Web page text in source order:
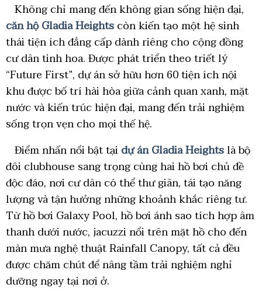
Không chỉ mang đến không gian sống hiện đại,
căn hộ Gladia Heightscòn kiến tạo một hệ sinh
thái tiện ích đẳng cấp dành riêng cho cộng đồng
cư dân tinh hoa. Được phát triển theo triết lý
“Future First”, dự án sở hữu hơn 60 tiện ích nội
khu được bố trí hài hòa giữa cảnh quan xanh, mặt
nước và kiến trúc hiện đại, mang đến trải nghiệm
sống trọn vẹn cho mọi thế hệ.
Điểm nhấn nổi bật tạidự án Gladia Heightslà bộ
đôi clubhouse sang trọng cùng hai hồ bơi chủ đề
độc đáo, nơi cư dân có thể thư giãn, tái tạo năng
lượng và tận hưởng những khoảnh khắc riêng tư.
Từ hồ bơi Galaxy Pool, hồ bơi ánh sao tích hợp âm
thanh dưới nước, jacuzzi nổi trên mặt hồ cho đến
màn mưa nghệ thuật Rainfall Canopy, tất cả đều
được chăm chút để nâng tầm trải nghiệm nghỉ
dưỡng ngay tại nơi ở.